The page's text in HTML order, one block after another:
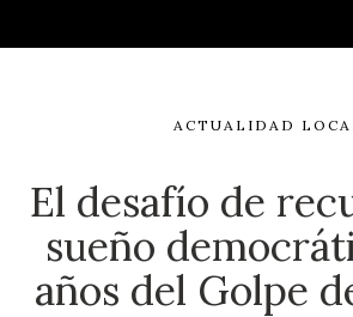
ACTUALIDAD
El desafío de
sueño
años del Golpe